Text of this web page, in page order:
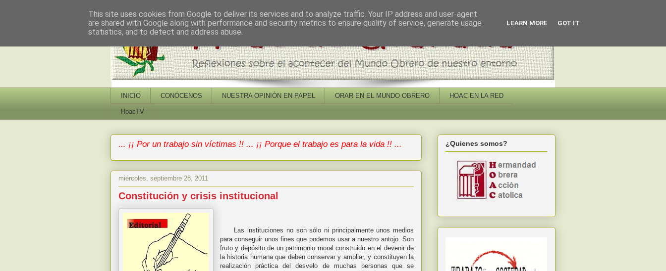
INICIO CONÓCENOS NUESTRA OPINIÓN EN PAPEL ORAR EN EL MUNDO OBRERO HOAC EN LA RED
HoacTV
... ¡¡ Por un trabajo sin víctimas !! ... ¡¡ Porque el trabajo es para la vida !! ...
miércoles, septiembre 28, 2011
Constitución y crisis institucional
Las instituciones no son sólo ni principalmente unos medios
para conseguir unos fines que podemos usar a nuestro antojo. Son
fruto y depósito de un patrimonio moral construido en el devenir de
la historia humana que deben conservar y ampliar, y constituyen la
realización práctica del desvelo de muchas personas que se
¿Quienes somos?
This site uses cookies from Google to deliver its services and to analyze traffic. Your IP address and user-agent
are shared with Google along with performance and security metrics to ensure quality of service, generate usage
statistics, and to detect and address abuse.
LEARN MORE GOT IT